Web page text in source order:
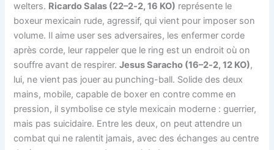
welters. Ricardo Salas (22–2‑2, 16 KO) représente le
boxeur mexicain rude, agressif, qui vient pour imposer son
volume. Il aime user ses adversaires, les enfermer corde
après corde, leur rappeler que le ring est un endroit où on
souffre avant de respirer.Jesus Saracho (16–2‑2, 12 KO),
lui, ne vient pas jouer au punching-ball. Solide des deux
mains, mobile, capable de boxer en contre comme en
pression, il symbolise ce style mexicain moderne : guerrier,
mais pas suicidaire. Entre les deux, on peut attendre un
combat qui ne ralentit jamais, avec des échanges au centre